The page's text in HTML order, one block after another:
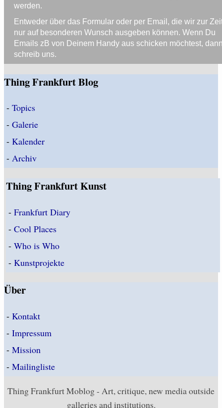
werden.
Entweder über das Formular oder per Email, die wir zur
nur auf besonderen Wunsch ausgeben können. Wenn Du
Emails zB von Deinem Handy aus schicken möchtest,
schreib uns.
Thing Frankfurt Blog
- Topics
- Galerie
- Kalender
- Archiv
Thing Frankfurt Kunst
-Frankfurt Diary
-Cool Places
-Who is Who
-Kunstprojekte
Über
- Kontakt
- Impressum
- Mission
- Mailingliste
Thing Frankfurt Moblog - Art, critique, new media outside
galleries and institutions.